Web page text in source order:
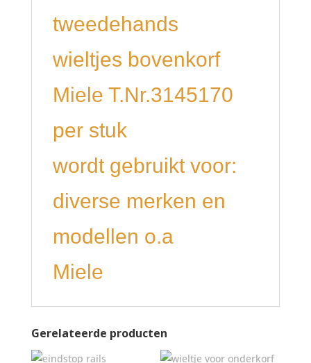
tweedehands
wieltjes bovenkorf
Miele T.Nr.3145170
per stuk
wordt gebruikt voor:
diverse merken en
modellen o.a
Miele
Gerelateerde producten